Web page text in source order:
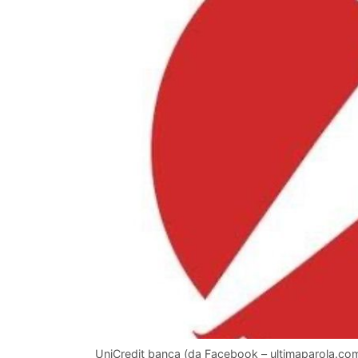
UniCredit banca (da Facebook –